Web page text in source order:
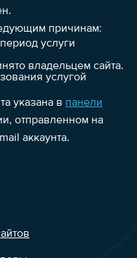
причинам:
услуги
владельцем сайта.
услугой
указана в панели
отправленном на
аккаунта.